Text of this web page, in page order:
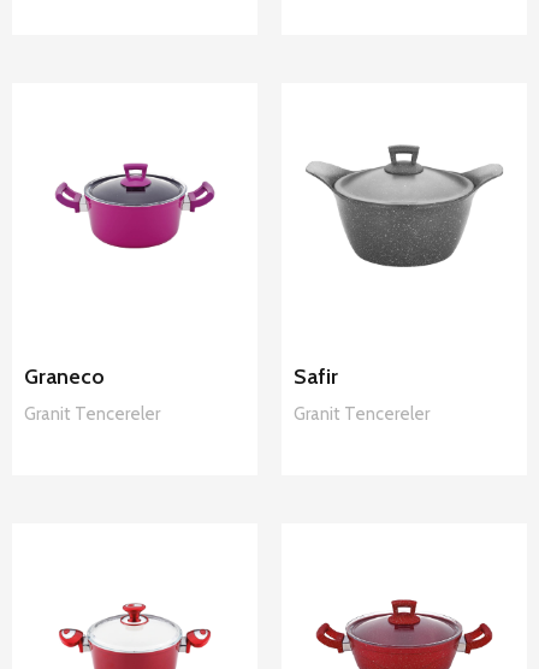
Granit
Tencereler
Graneco
Granit Tencereler
Hascevher
Safir Granit
Tencereler
Safir
Granit Tencereler
Seramik
Tencereler
Sofia Granit
Tencereler